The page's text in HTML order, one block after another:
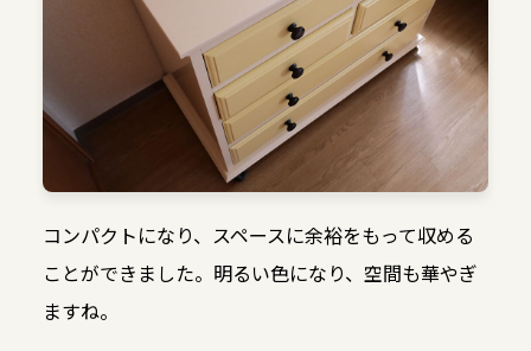
コンパクトになり、スペースに余裕をもって収める
ことができました。明るい色になり、空間も華やぎ
ますね。